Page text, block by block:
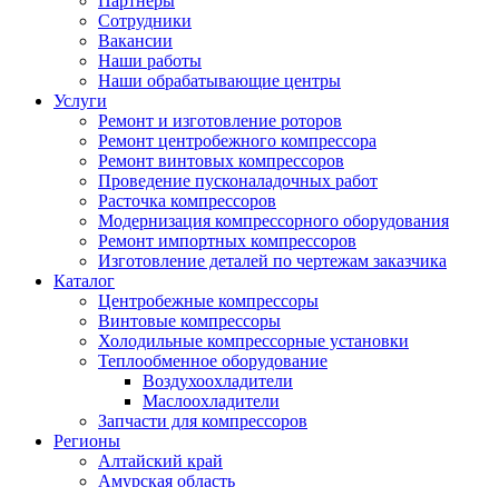
Сотрудники
Вакансии
Наши работы
Наши обрабатывающие центры
Услуги
Ремонт и изготовление роторов
Ремонт центробежного компрессора
Ремонт винтовых компрессоров
Проведение пусконаладочных работ
Расточка компрессоров
Модернизация компрессорного оборудования
Ремонт импортных компрессоров
Изготовление деталей по чертежам заказчика
Каталог
Центробежные компрессоры
Винтовые компрессоры
Холодильные компрессорные установки
Теплообменное оборудование
Воздухоохладители
Маслоохладители
Запчасти для компрессоров
Регионы
Алтайский край
Амурская область